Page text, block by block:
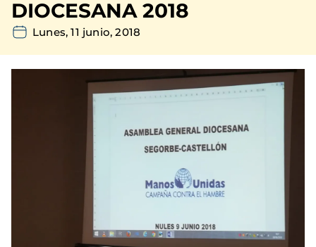
DIOCESANA 2018
Lunes, 11 junio, 2018